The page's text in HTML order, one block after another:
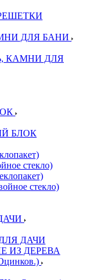
ДЛЯ БАНИ
КАМНИ ДЛЯ
БЛОК
стекло)
стекло)
ДАЧИ
ИЗ ДЕРЕВА